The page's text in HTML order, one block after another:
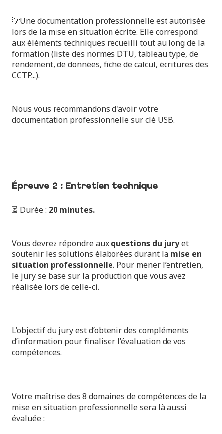
💡Une documentation professionnelle est autorisée
lors de la mise en situation écrite. Elle correspond
aux éléments techniques recueilli tout au long de la
formation (liste des normes DTU, tableau type, de
rendement, de données, fiche de calcul, écritures des
CCTP...).
Nous vous recommandons d'avoir votre
documentation professionnelle sur clé USB.
Épreuve 2 : Entretien technique
⏳ Durée : 20 minutes.
Vous devrez répondre aux questions du juryet
soutenir les solutions élaborées durant la mise en
situation professionnelle. Pour mener l’entretien,
le jury se base sur la production que vous avez
réalisée lors de celle-ci.
L’objectif du jury est d’obtenir des compléments
d’information pour finaliser l’évaluation de vos
compétences.
Votre maîtrise des 8 domaines de compétences de la
mise en situation professionnelle sera là aussi
évaluée :